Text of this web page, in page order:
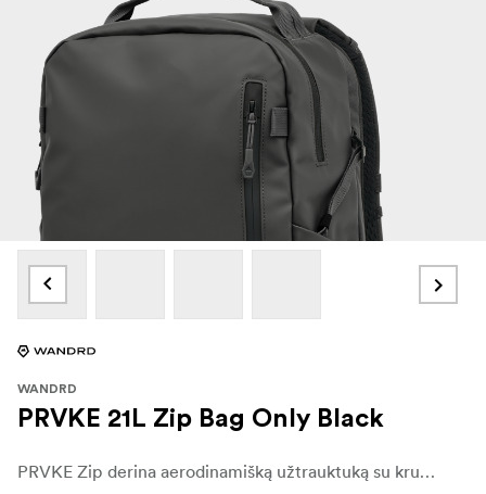
WANDRD
PRVKE 21L Zip Bag Only Black
PRVKE Zip derina aerodinamišką užtrauktuką su kruopščiai suprojektuotu vidumi, kuris padeda išlaikyti tvarką ir apsaugoti jūsų daiktus, nesvarbu, ar nešiotės fotoaparatą, kelionės reikmenis, ar kasdienius daiktus. Greitas prieinamumas, kai to reikia. Saugus laikymas, kai to nereikia.